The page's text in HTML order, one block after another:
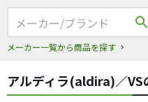
search
メーカー一覧から商品を探す
アルディラ(aldira)／VS